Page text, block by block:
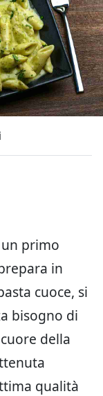
primo
in
cuoce, si
bisogno di
della
qualità